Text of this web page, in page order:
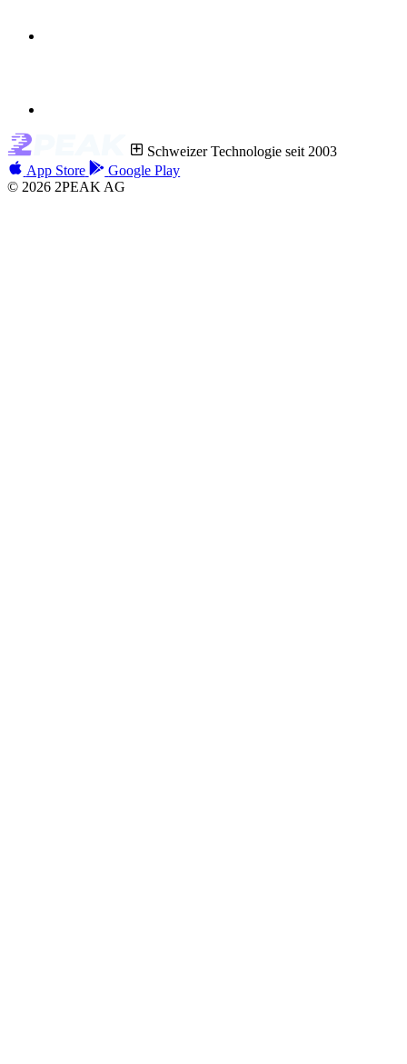
Schweizer Technologie seit 2003
App Store
Google Play
© 2026 2PEAK AG